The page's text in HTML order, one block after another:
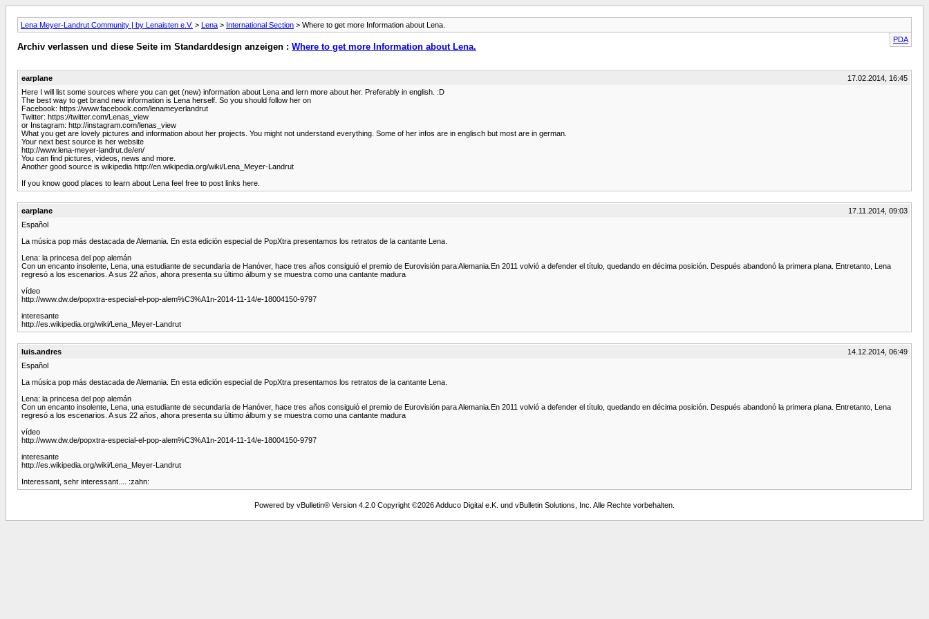
Lena Meyer-Landrut Community | by Lenaisten e.V. > Lena > International Section > Where to get more Information about Lena.
PDA
Archiv verlassen und diese Seite im Standarddesign anzeigen : Where to get more Information about Lena.
earplane
17.02.2014, 16:45
Here I will list some sources where you can get (new) information about Lena and lern more about her. Preferably in english. :D
The best way to get brand new information is Lena herself. So you should follow her on
Facebook: https://www.facebook.com/lenameyerlandrut
Twitter: https://twitter.com/Lenas_view
or Instagram: http://instagram.com/lenas_view
What you get are lovely pictures and information about her projects. You might not understand everything. Some of her infos are in englisch but most are in german.
Your next best source is her website
http://www.lena-meyer-landrut.de/en/
You can find pictures, videos, news and more.
Another good source is wikipedia http://en.wikipedia.org/wiki/Lena_Meyer-Landrut
If you know good places to learn about Lena feel free to post links here.
earplane
17.11.2014, 09:03
Español
La música pop más destacada de Alemania. En esta edición especial de PopXtra presentamos los retratos de la cantante Lena.
Lena: la princesa del pop alemán
Con un encanto insolente, Lena, una estudiante de secundaria de Hanóver, hace tres años consiguió el premio de Eurovisión para Alemania.En 2011 volvió a defender el título, quedando en décima posición. Después abandonó la primera plana. Entretanto, Lena
regresó a los escenarios. A sus 22 años, ahora presenta su último álbum y se muestra como una cantante madura
vídeo
http://www.dw.de/popxtra-especial-el-pop-alem%C3%A1n-2014-11-14/e-18004150-9797
interesante
http://es.wikipedia.org/wiki/Lena_Meyer-Landrut
luis.andres
14.12.2014, 06:49
Español
La música pop más destacada de Alemania. En esta edición especial de PopXtra presentamos los retratos de la cantante Lena.
Lena: la princesa del pop alemán
Con un encanto insolente, Lena, una estudiante de secundaria de Hanóver, hace tres años consiguió el premio de Eurovisión para Alemania.En 2011 volvió a defender el título, quedando en décima posición. Después abandonó la primera plana. Entretanto, Lena
regresó a los escenarios. A sus 22 años, ahora presenta su último álbum y se muestra como una cantante madura
vídeo
http://www.dw.de/popxtra-especial-el-pop-alem%C3%A1n-2014-11-14/e-18004150-9797
interesante
http://es.wikipedia.org/wiki/Lena_Meyer-Landrut
Interessant, sehr interessant.... :zahn:
Powered by vBulletin® Version 4.2.0 Copyright ©2026 Adduco Digital e.K. und vBulletin Solutions, Inc. Alle Rechte vorbehalten.